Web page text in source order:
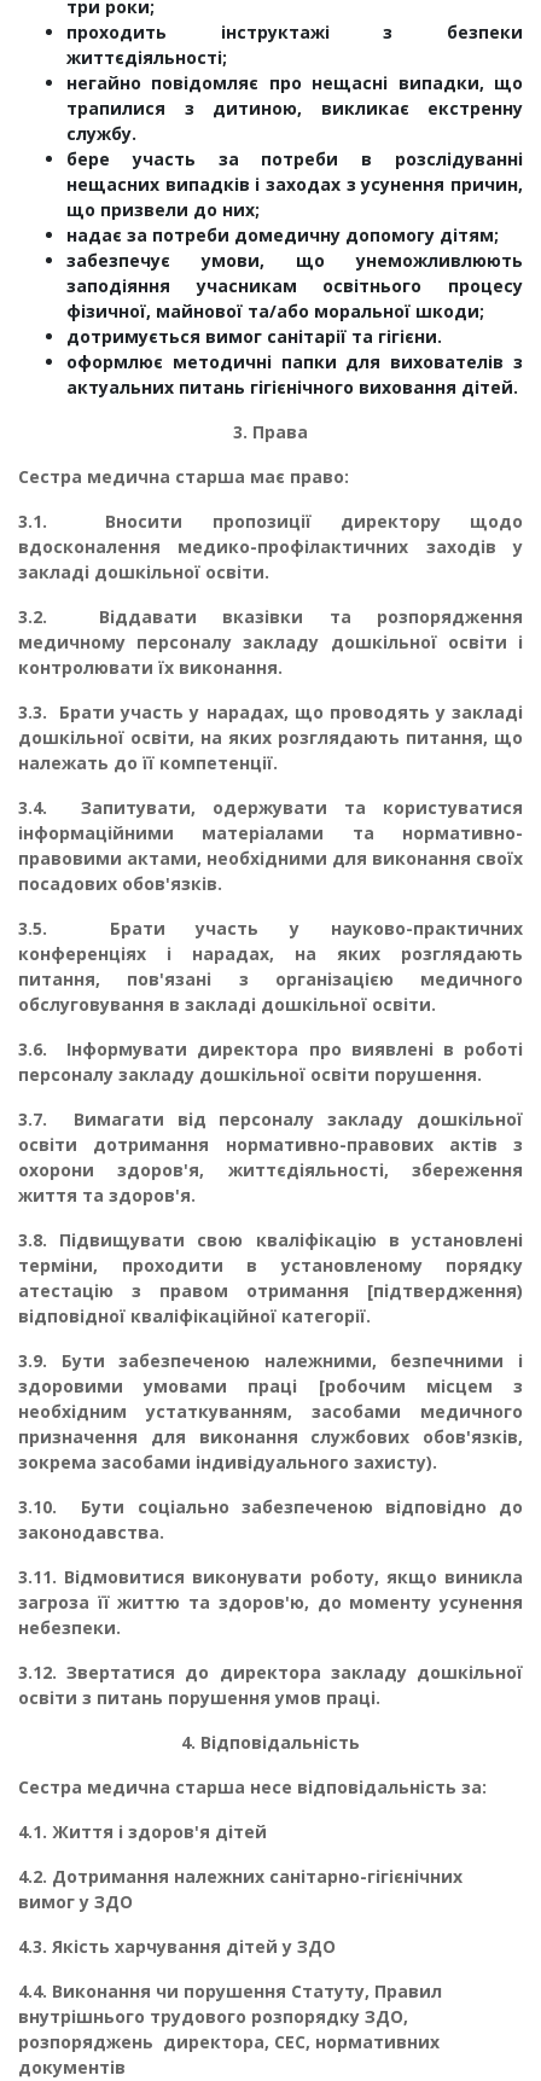
три роки;
проходить інструктажі з безпеки
життєдіяльності;
негайно повідомляє про нещасні випадки, що
трапилися з дитиною, викли­кає екстренну
службу.
бере участь за потреби в розслідуванні
нещасних випадків і заходах з усунен­ня причин,
що призвели до них;
надає за потреби домедичну допомогу дітям;
забезпечує умови, що унеможливлюють
заподіяння учасникам освітнього процесу
фізичної, майнової та/або моральної шкоди;
дотримується вимог санітарії та гігієни.
оформлює методичні папки для вихователів з
актуальних питань гігієнічного виховання дітей.
3. Права
Сестра медична старша має право:
3.1. Вносити пропозиції директору щодо
вдосконалення медико-профілактичних захо­дів у
закладі дошкільної освіти.
3.2. Віддавати вказівки та розпорядження
медичному персоналу закладу дошкільної освіти і
контролювати їх виконання.
3.3. Брати участь у нарадах, що проводять у закладі
дошкільної освіти, на яких розгля­дають питання, що
належать до її компетенції.
3.4. Запитувати, одержувати та користуватися
інформаційними матеріалами та норма­тивно-
правовими актами, необхідними для виконання своїх
посадових обов'язків.
3.5. Брати участь у науково-практичних
конференціях і нарадах, на яких розглядають
питання, пов'язані з організацією медичного
обслуговування в закладі дошкільної освіти.
3.6. Інформувати директора про виявлені в роботі
персоналу закладу дошкільної осві­ти порушення.
3.7. Вимагати від персоналу закладу дошкільної
освіти дотримання нормативно-право­вих актів з
охорони здоров'я, життєдіяльності, збереження
життя та здоров'я.
3.8. Підвищувати свою кваліфікацію в установлені
терміни, проходити в установлено­му порядку
атестацію з правом отримання [підтвердження)
відповідної кваліфікаційної ка­тегорії.
3.9. Бути забезпеченою належними, безпечними і
здоровими умовами праці [робочим місцем з
необхідним устаткуванням, засобами медичного
призначення для виконання служ­бових обов'язків,
зокрема засобами індивідуального захисту).
3.10. Бути соціально забезпеченою відповідно до
законодавства.
3.11. Відмовитися виконувати роботу, якщо виникла
загроза її життю та здоров'ю, до моменту усунення
небезпеки.
3.12.Звертатися до директора закладу дошкільної
освіти з питань порушення умов праці.
4. Відповідальність
Сестра медична старша несе відповідальність за:
4.1. Життя і здоров'я дітей
4.2. Дотримання належних санітарно-гігієнічних
вимог у ЗДО
4.3. Якість харчування дітей у ЗДО
4.4. Виконання чи порушення Статуту, Правил
внутрішнього трудового розпорядку ЗДО,
розпоряджень директора, СЕС, нормативних
документів